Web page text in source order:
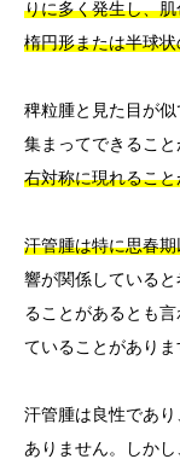
りに多く発生し、
楕円形または半球
稗粒腫と見た目が
集まってできること
右対称に現れるこ
汗管腫は特に思春
響が関係している
ることがあるとも
ていることがありま
汗管腫は良性であ
ありません。しかし